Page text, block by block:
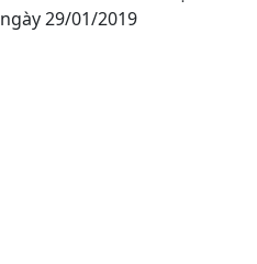
ngày 29/01/2019